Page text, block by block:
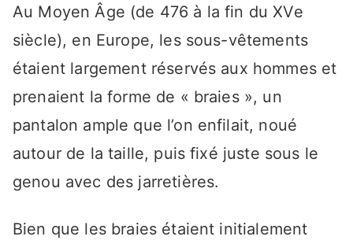
Au Moyen Âge (de 476 à la fin du XVe
siècle), en Europe, les sous-vêtements
étaient largement réservés aux hommes et
prenaient la forme de « braies », un
pantalon ample que l’on enfilait, noué
autour de la taille, puis fixé juste sous le
genou avec des jarretières.
Bien que les braies étaient initialement